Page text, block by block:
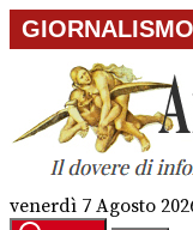
Skip
to
content
venerdì 7 Agosto